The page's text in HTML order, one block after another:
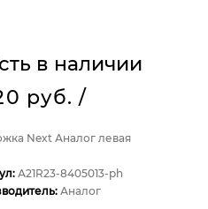
в наличии
руб. /
Next Аналог левая
А21R23-8405013-ph
Аналог